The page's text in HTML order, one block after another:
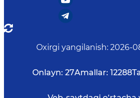
Oxirgi yangilanish: 2026-
Onlayn: 27Amallar: 12288